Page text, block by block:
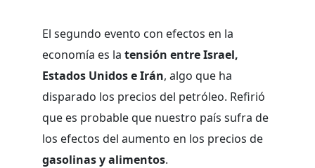
El segundo evento con efectos en la
economía es la tensión entre Israel,
Estados Unidos e Irán, algo que ha
disparado los precios del petróleo. Refirió
que es probable que nuestro país sufra de
los efectos del aumento en los precios de
gasolinas y alimentos.